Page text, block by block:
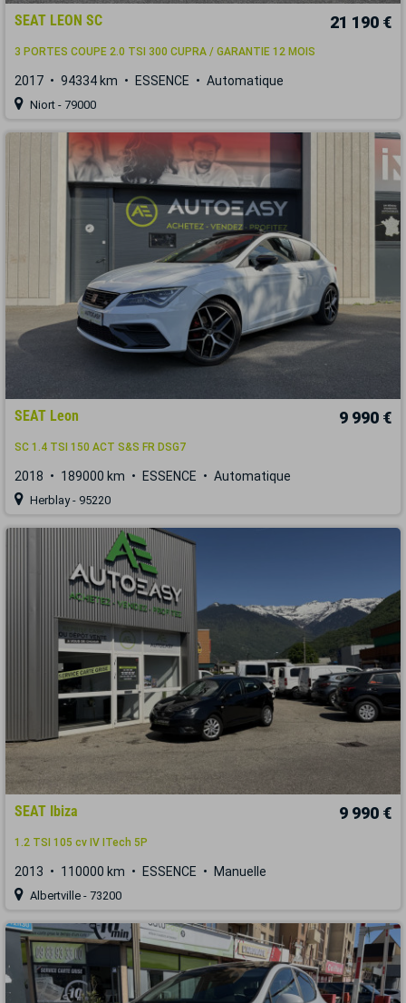
SEAT LEON SC 21 190 €
3 PORTES COUPE 2.0 TSI 300 CUPRA / GARANTIE 12 MOIS
2017 94334 km ESSENCE Automatique
Niort - 79000
SEAT Leon 9 990 €
SC 1.4 TSI 150 ACT S&S FR DSG7
2018 189000 km ESSENCE Automatique
Herblay - 95220
SEAT Ibiza 9 990 €
1.2 TSI 105 cv IV ITech 5P
2013 110000 km ESSENCE Manuelle
Albertville - 73200